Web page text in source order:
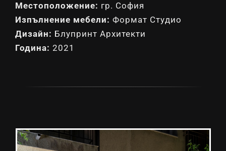
Местоположение: гр. София
Изпълнение мебели: Формат Студио
Дизайн: Блупринт Архитекти
Година: 2021